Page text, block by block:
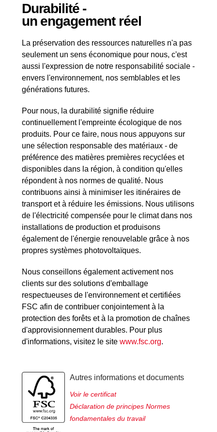
Durabilité -
un engagement réel
La préservation des ressources naturelles n'a pas
seulement un sens économique pour nous, c'est
aussi l'expression de notre responsabilité sociale -
envers l'environnement, nos semblables et les
générations futures.
Pour nous, la durabilité signifie réduire
continuellement l'empreinte écologique de nos
produits. Pour ce faire, nous nous appuyons sur
une sélection responsable des matériaux - de
préférence des matières premières recyclées et
disponibles dans la région, à condition qu'elles
répondent à nos normes de qualité. Nous
contribuons ainsi à minimiser les itinéraires de
transport et à réduire les émissions. Nous utilisons
de l'électricité compensée pour le climat dans nos
installations de production et produisons
également de l'énergie renouvelable grâce à nos
propres systèmes photovoltaïques.
Nous conseillons également activement nos
clients sur des solutions d'emballage
respectueuses de l'environnement et certifiées
FSC afin de contribuer conjointement à la
protection des forêts et à la promotion de chaînes
d'approvisionnement durables. Pour plus
d'informations, visitez le site www.fsc.org.
Autres informations et documents
Voir le certificat
Déclaration de principes Normes
fondamentales du travail